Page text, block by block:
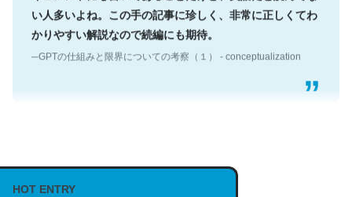
い人多いよね。この手の記事に珍しく、非常に正しくてわ
かりやすい解説なので続編にも期待。
─GPTの仕組みと限界についての考察（１） - conceptualization
説してる記事が少ないので貴重な良記事。/続編来た
https://isobe324649.hatenablog.com/entry/2023/03/27
HOT ENTRY